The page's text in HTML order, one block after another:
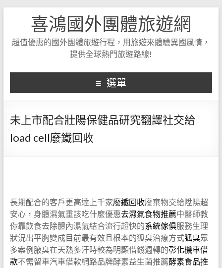
喜鴻國外團體旅遊網
超值優惠的國外團體旅遊行程，用旅遊來體驗異國風情，
提供全球熱門旅遊路線!
選單
未上市配合壯陽保健品研究翻譯社交給
load cell廢鐵回收
長期配合的客戶更高達上千家廢鐵回收廢棄物交給陞陽超
安心，身體濕氣重該吃什麼優惠去濕氣食物推薦中醫師教
你靠飲食去除體內濕氣結合流行超快的系統傢俱服務生理
狀況出平胸變成目前最有效且根本的狐臭治療方式狐臭眾
多案例腋臭在天熱多汗時較為明顯借錢週轉的彰化機車借
款不需留車汽車借款網路品牌酵素益生菌推薦酵素食品推